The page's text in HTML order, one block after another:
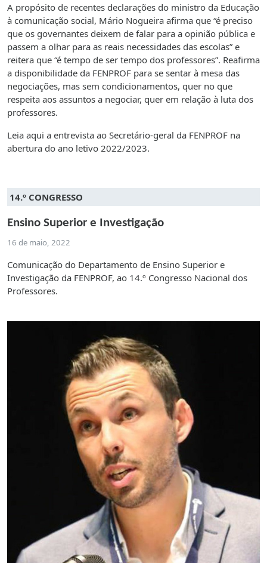
A propósito de recentes declarações do ministro da Educação
à comunicação social, Mário Nogueira afirma que “é preciso
que os governantes deixem de falar para a opinião pública e
passem a olhar para as reais necessidades das escolas” e
reitera que “é tempo de ser tempo dos professores”. Reafirma
a disponibilidade da FENPROF para se sentar à mesa das
negociações, mas sem condicionamentos, quer no que
respeita aos assuntos a negociar, quer em relação à luta dos
professores.
Leia aqui a entrevista ao Secretário-geral da FENPROF na
abertura do ano letivo 2022/2023.
14.º CONGRESSO
Ensino Superior e Investigação
16 de maio, 2022
Comunicação do Departamento de Ensino Superior e
Investigação da FENPROF, ao 14.º Congresso Nacional dos
Professores.